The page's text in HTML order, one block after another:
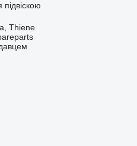
підвіскою
Thiene